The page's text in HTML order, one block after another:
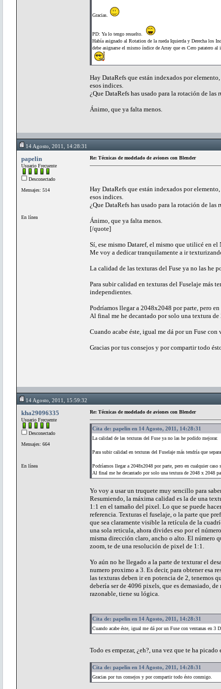
Gracias.
PD: Ya lo tengo resuelto.
Había asignado al Rotation de la rueda Iquierda y Derecha los
debe asignarse el mismo índice de Array que es Cero patatero
Hay DataRefs que están indexados por
esos indices.
¿Que DataRefs has usado para la rotación de las
Ánimo, que ya falta menos.
14 Agosto, 2011, 14:28:31
papelin
Usuario Frecuente
Desconectado
Mensajes: 514
En línea
Re: Técnicas de modelado de aviones con Blender
Hay DataRefs que están indexados por
esos indices.
¿Que DataRefs has usado para la rotación de las
Ánimo, que ya falta menos.
[/quote]
Sí, ese mismo Dataref, el mismo que utilicé en el
Me voy a dedicar tranquilamente a ir
La calidad de las texturas del Fuse ya no las he
Para subir calidad en texturas del Fuselaje más
independientes.
Podríamos llegar a 2048x2048 por parte, pero
Al final me he decantado por solo una textura
Cuando acabe éste, igual me dá por un Fuse
Gracias por tus consejos y por compartir todo
14 Agosto, 2011, 15:59:32
kha29096335
Usuario Frecuente
Desconectado
Mensajes: 664
En línea
Re: Técnicas de modelado de aviones con Blender
Cita de: papelin en 14 Agosto, 2011, 14:28:31
La calidad de las texturas del Fuse ya no las he podido mejorar.
Para subir calidad en texturas del Fuselaje más tendría que
Podríamos llegar a 2048x2048 por parte, pero en cualquier
Al final me he decantado por solo una textura de 2048 x 2048
Yo voy a usar un truquete muy sencillo para
Resumiendo, la máxima calidad es la de una
1:1 en el tamaño del pixel. Lo que se puede
referencia. Texturas el fuselaje, o la parte que
que sea claramente visible la retícula de la
una sola reticula, ahora divides eso por el
misma dirección claro, ancho o alto. El número
zoom, te de una resolución de pixel de 1:1.
Yo aún no he llegado a la parte de texturar el
numero proximo a 3. Es decir, para obtener esa
las texturas deben ir en potencia de 2, tenemos
debería ser de 4096 pixels, que es demasiado,
razonable, tiene su lógica.
Cita de: papelin en 14 Agosto, 2011, 14:28:31
Cuando acabe éste, igual me dá por un Fuse con ventanas en
Todo es empezar, ¿eh?, una vez que te ha
Cita de: papelin en 14 Agosto, 2011, 14:28:31
Gracias por tus consejos y por compartir todo ésto conmigo.